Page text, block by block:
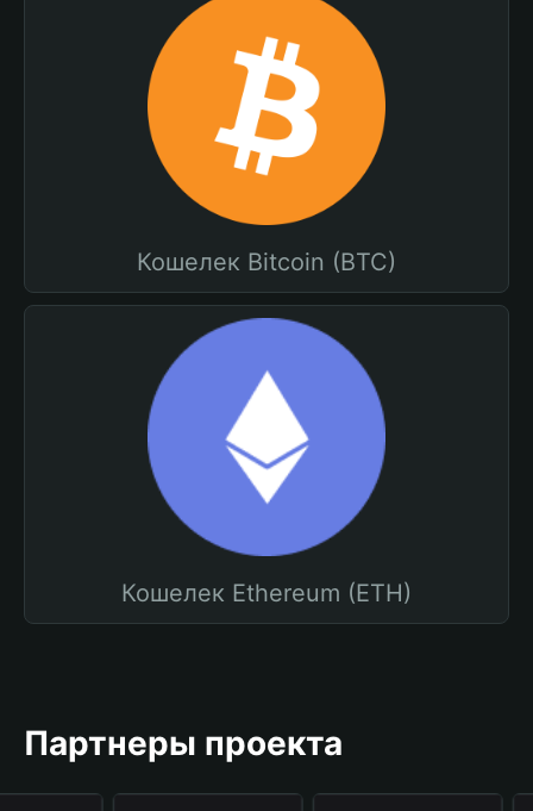
Кошелек Bitcoin (BTC)
Кошелек Ethereum (ETH)
Партнеры проекта